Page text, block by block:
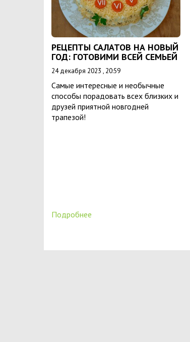
РЕЦЕПТЫ САЛАТОВ НА НОВЫЙ
ГОД: ГОТОВИМИ ВСЕЙ СЕМЬЕЙ
24 декабря 2023 , 20:59
Самые интересные и необычные
способы порадовать всех близких и
друзей приятной новгодней
трапезой!
Подробнее